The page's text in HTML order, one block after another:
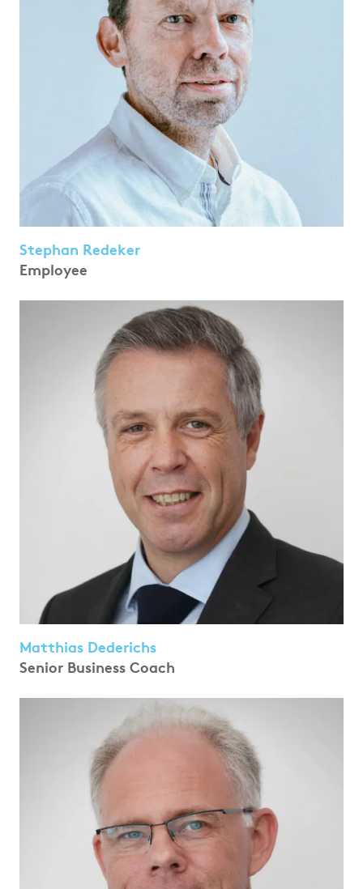
Stephan Redeker
Employee
Matthias Dederichs
Senior Business Coach